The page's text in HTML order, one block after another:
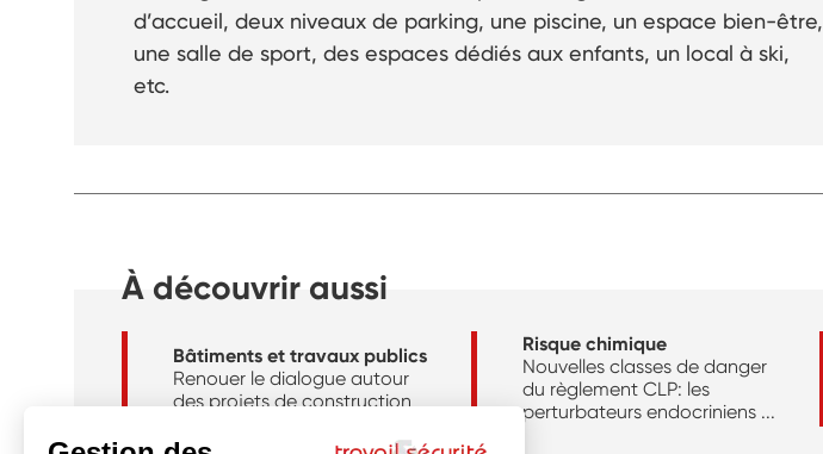
d’accueil, deux niveaux de parking, une piscine, un espace bien-être,
une salle de sport, des espaces dédiés aux enfants, un local à ski,
etc.
À découvrir aussi
Bâtiments et travaux publics
Renouer le dialogue autour
des projets de construction
Risque chimique
Nouvelles classes de danger
du règlement CLP: les
perturbateurs endocriniens ...